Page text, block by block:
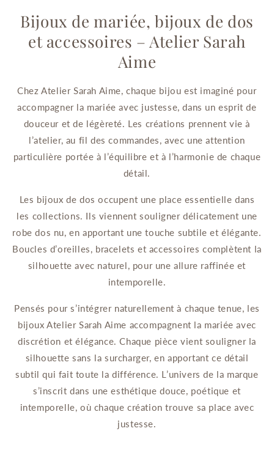
Bijoux de mariée, bijoux de dos
et accessoires – Atelier Sarah
Aime
Chez Atelier Sarah Aime, chaque bijou est imaginé pour
accompagner la mariée avec justesse, dans un esprit de
douceur et de légèreté. Les créations prennent vie à
l’atelier, au fil des commandes, avec une attention
particulière portée à l’équilibre et à l’harmonie de chaque
détail.
Les bijoux de dos occupent une place essentielle dans
les collections. Ils viennent souligner délicatement une
robe dos nu, en apportant une touche subtile et élégante.
Boucles d’oreilles, bracelets et accessoires complètent la
silhouette avec naturel, pour une allure raffinée et
intemporelle.
Pensés pour s’intégrer naturellement à chaque tenue, les
bijoux Atelier Sarah Aime accompagnent la mariée avec
discrétion et élégance. Chaque pièce vient souligner la
silhouette sans la surcharger, en apportant ce détail
subtil qui fait toute la différence. L’univers de la marque
s’inscrit dans une esthétique douce, poétique et
intemporelle, où chaque création trouve sa place avec
justesse.